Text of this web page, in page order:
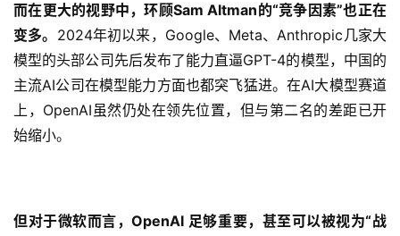
而在更大的视野中，环顾Sam Altman的“竞争因素”也正在
变多。 2024年初以来，Google、Meta、Anthropic几家大
模型的头部公司先后发布了能力直逼GPT-4的模型，中国的
主流AI公司在模型能力方面也都突飞猛进。在AI大模型赛道
上，OpenAI虽然仍处在领先位置，但与第二名的差距已开
始缩小。
但对于微软而言，OpenAI 足够重要，甚至可以被视为“战